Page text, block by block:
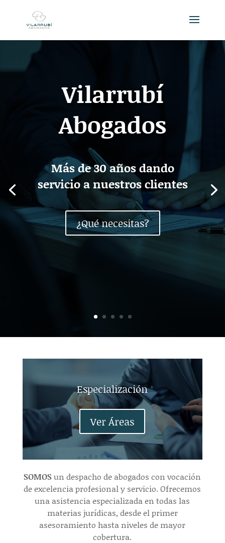
Vilarrubí
Abogados
Más de 30 años dando
servicio a nuestros clientes
¿Qué necesitas?
Especialización
Ver Áreas
SOMOSun despacho de abogados con vocación
de excelencia profesional y servicio. Ofrecemos
una asistencia especializada en todas las
materias jurídicas, desde el primer
asesoramiento hasta niveles de mayor
cobertura.